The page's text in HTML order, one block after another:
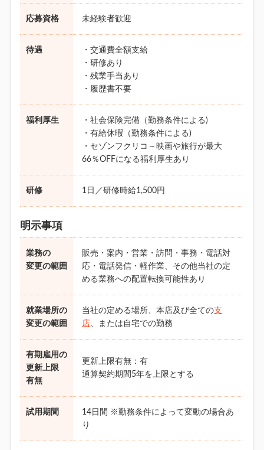
応募資格 未経験者歓迎
待遇
・交通費全額支給
・研修あり
・残業手当あり
・履歴書不要
福利厚生
・社会保険完備（勤務条件による)
・有給休暇（勤務条件による)
・セゾンフクリコ～映画や旅行が最大
66％OFFになる福利厚生あり
研修 1日／研修時給1,500円
明示事項
業務の
変更の範囲
販売・案内・営業・訪問・事務・電話対
応・電話発信・軽作業、その他当社の定
める業務への配置転換可能性あり
就業場所の
変更の範囲
当社の定める場所、本店及び全ての支
店、または自宅での勤務
有期雇用の
更新上限
有無
更新上限有無：有
通算契約期間5年を上限とする
試用期間
14日間 ※勤務条件によって変動の場合あ
り